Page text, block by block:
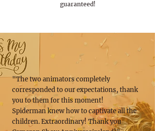
guaranteed!
"The two animators completely
corresponded to our expectations, thank
you to them for this moment!
Spiderman knew how to captivate all the
children. Extraordinary! Thank you